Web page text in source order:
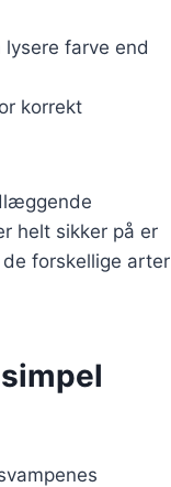
farve end
korrekt
helt sikker på er
forskellige arter